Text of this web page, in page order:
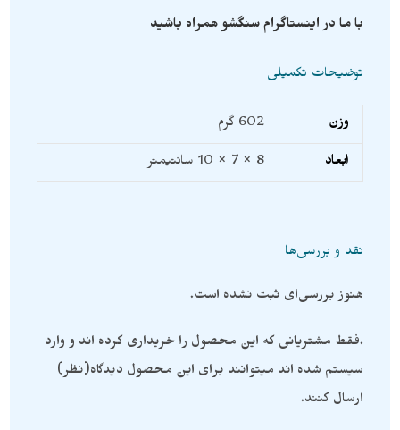
با ما در اینستاگرام سنگشو همراه باشید
توضیحات تکمیلی
وزن 602 گرم
ابعاد 8 × 7 × 10 سانتیمتر
نقد و بررسی‌ها
هنوز بررسی‌ای ثبت نشده است.
.فقط مشتریانی که این محصول را خریداری کرده اند و وارد
سیستم شده اند میتوانند برای این محصول دیدگاه(نظر)
ارسال کنند.